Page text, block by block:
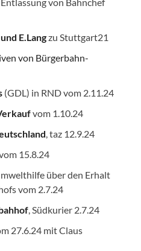
E.Langzu Stuttgart21
von Bürgerbahn-
(GDL) in RND vom 2.11.24
vom 1.10.24
, taz 12.9.24
vom 15.8.24
über den Erhalt
vom 2.7.24
, Südkurier 2.7.24
27.6.24 mit Claus